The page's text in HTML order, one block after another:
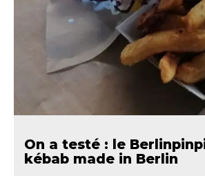
On a testé : le
kébab made in Berlin